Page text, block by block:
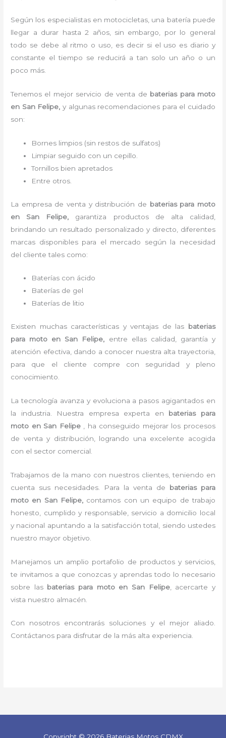
Según los especialistas en motocicletas, una batería puede
llegar a durar hasta 2 años, sin embargo, por lo general
todo se debe al ritmo o uso, es decir si el uso es diario y
constante el tiempo se reducirá a tan solo un año o un
poco más.
Tenemos el mejor servicio de venta de baterias para moto
en San Felipe, y algunas recomendaciones para el cuidado
son:
Bornes limpios (sin restos de sulfatos)
Limpiar seguido con un cepillo.
Tornillos bien apretados
Entre otros.
La empresa de venta y distribución de baterias para moto
en San Felipe, garantiza productos de alta calidad,
brindando un resultado personalizado y directo, diferentes
marcas disponibles para el mercado según la necesidad
del cliente tales como:
Baterías con ácido
Baterías de gel
Baterías de litio
Existen muchas características y ventajas de las baterias
para moto en San Felipe,
entre ellas calidad, garantía y
atención efectiva, dando a conocer nuestra alta trayectoria,
para que el cliente compre con seguridad y pleno
conocimiento.
La tecnología avanza y evoluciona a pasos agigantados en
la industria. Nuestra empresa experta en baterias para
moto en San Felipe
, ha conseguido mejorar los procesos
de venta y distribución, logrando una excelente acogida
con el sector comercial.
Trabajamos de la mano con nuestros clientes, teniendo en
cuenta sus necesidades. Para la venta de baterias para
moto en San Felipe, contamos con un equipo de trabajo
honesto, cumplido y responsable, servicio a domicilio local
y nacional apuntando a la satisfacción total, siendo ustedes
nuestro mayor objetivo.
Manejamos un amplio portafolio de productos y servicios,
te invitamos a que conozcas y aprendas todo lo necesario
sobre las baterias para moto en San Felipe, acercarte y
vista nuestro almacén.
Con nosotros encontrarás soluciones y el mejor aliado.
Contáctanos para disfrutar de la más alta experiencia.